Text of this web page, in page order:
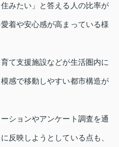
みたい」と答える人の比率が
着や安心感が高まっている様
て支援施設などが生活圏内に
感で移動しやすい都市構造が
ションやアンケート調査を通
反映しようとしている点も、